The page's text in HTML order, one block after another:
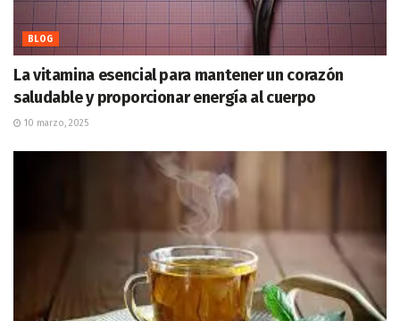
BLOG
La vitamina esencial para mantener un corazón
saludable y proporcionar energía al cuerpo
10 marzo, 2025